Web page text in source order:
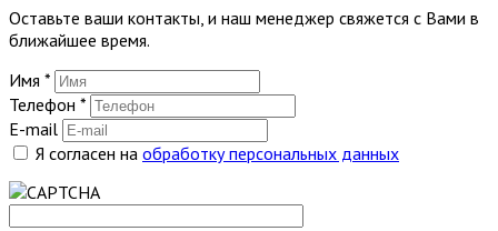
Оставьте ваши контакты, и наш менеджер свяжется с Вами в
ближайшее время.
Имя *
Телефон *
E-mail
Я согласен на обработку персональных данных